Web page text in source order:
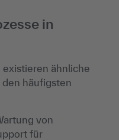
in
existieren ähnliche
häufigsten
von
für